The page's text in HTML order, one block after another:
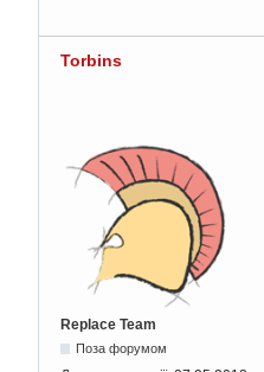
Torbins
Replace Team
Поза форумом